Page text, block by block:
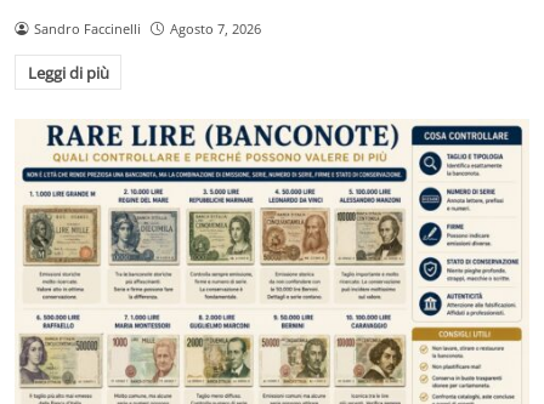
Sandro Faccinelli Agosto 7, 2026
Leggi di più